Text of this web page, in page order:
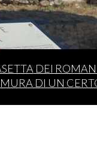
DEI
MURA DI UN